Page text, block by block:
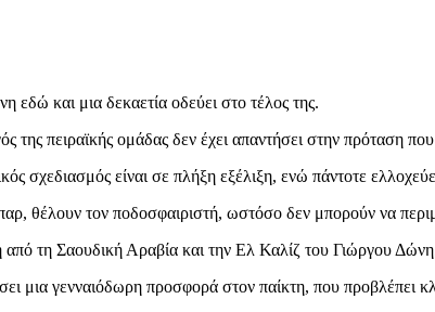
και μια δεκαετία οδεύει στο τέλος της.
πειραϊκής ομάδας δεν έχει απαντήσει στην πρόταση
είναι σε πλήξη εξέλιξη, ενώ πάντοτε
θέλουν τον ποδοσφαιριστή, ωστόσο δεν μπορούν να
από τη Σαουδική Αραβία και την Ελ Καλίζ του Γιώργου
μια γενναιόδωρη προσφορά στον παίκτη, που προβλέπει